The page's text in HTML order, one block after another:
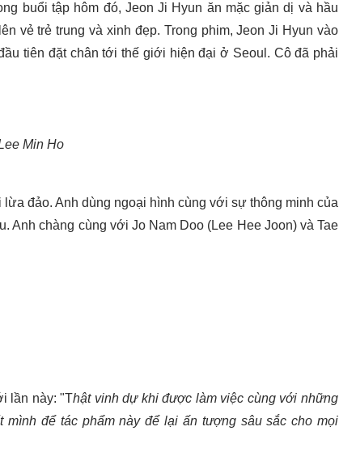
buổi tập hôm đó, Jeon Ji Hyun ăn mặc giản dị và hầu
vẻ trẻ trung và xinh đẹp. Trong phim, Jeon Ji Hyun vào
tiên đặt chân tới thế giới hiện đại ở Seoul. Cô đã phải
Min Ho
đảo. Anh dùng ngoại hình cùng với sự thông minh của
Anh chàng cùng với Jo Nam Doo (Lee Hee Joon) và Tae
lần này: "Thật vinh dự khi được làm việc cùng với những
để tác phẩm này để lại ấn tượng sâu sắc cho mọi